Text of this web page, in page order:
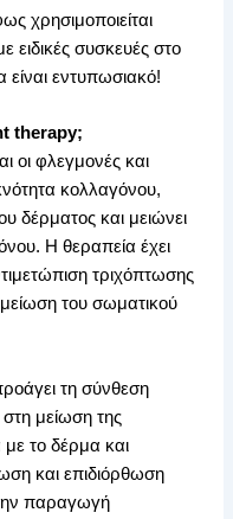
χρησιμοποιείται
ειδικές συσκευές στο
είναι εντυπωσιακό!
therapy;
οι φλεγμονές και
κολλαγόνου,
δέρματος και μειώνει
Η θεραπεία έχει
τριχόπτωσης
του σωματικού
τη σύνθεση
μείωση της
το δέρμα και
και επιδιόρθωση
παραγωγή